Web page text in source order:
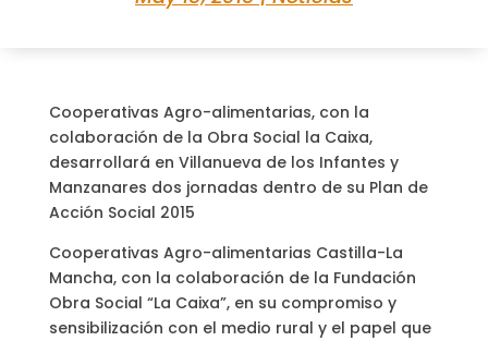
Cooperativas Agro-alimentarias, con la
colaboración de la Obra Social la Caixa,
desarrollará en Villanueva de los Infantes y
Manzanares dos jornadas dentro de su Plan de
Acción Social 2015
Cooperativas Agro-alimentarias Castilla-La
Mancha, con la colaboración de la Fundación
Obra Social “La Caixa”, en su compromiso y
sensibilización con el medio rural y el papel que